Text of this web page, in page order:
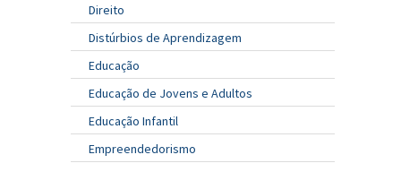
Direito
Distúrbios de Aprendizagem
Educação
Educação de Jovens e Adultos
Educação Infantil
Empreendedorismo